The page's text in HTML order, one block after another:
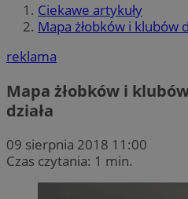
Ciekawe artykuły
Mapa żłobków i klubów
reklama
Mapa żłobków i
działa
09 sierpnia 2018 11:00
Czas czytania: 1 min.